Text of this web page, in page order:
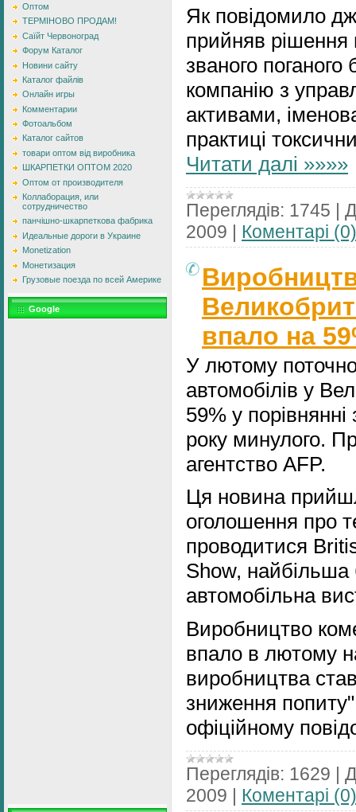
Оптом
ТЕРМІНОВО ПРОДАМ!
Саїйт Червоноград
Форум Каталог
Новини сайту
Каталог файлів
Онлайн игры
Комментарии
Фотоальбом
Каталог сайтов
товари оптом від виробника
ШКАРПЕТКИ ОПТОМ 2020
Оптом от производителя
Коллаборация, или
сотрудничество
панчішно-шкарпеткова фабрика
Идеальные дороги в Украине
Monetization
Монетизация
Грузовые поезда по всей Америке
Google
Як повідомило
прийняв рішення
званого
компанію з
активами,
практиці
Читати далі »»»»
Переглядів: 1745 |
2009 | Коментарі (0)
впало на
У лютому
автомобілів у
59% у
року минулого.
агентство AFP.
Ця новина
оголошення про
проводитися
Show, найбільша
автомобільна
Виробництво
впало в лютому
виробництва
зниження
офіційному
Переглядів: 1629 |
2009 | Коментарі (0)